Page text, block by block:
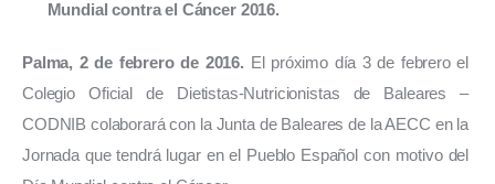
Mundial contra el Cáncer 2016.
Palma, 2 de febrero de 2016. El próximo día 3 de febrero el
Colegio Oficial de Dietistas-Nutricionistas de Baleares –
CODNIB colaborará con la Junta de Baleares de la AECC en la
Jornada que tendrá lugar en el Pueblo Español con motivo del